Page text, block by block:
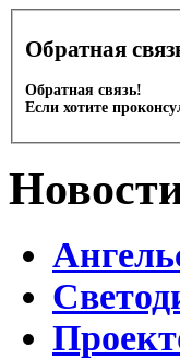
Обратная
Обратная связь!
Если хотите